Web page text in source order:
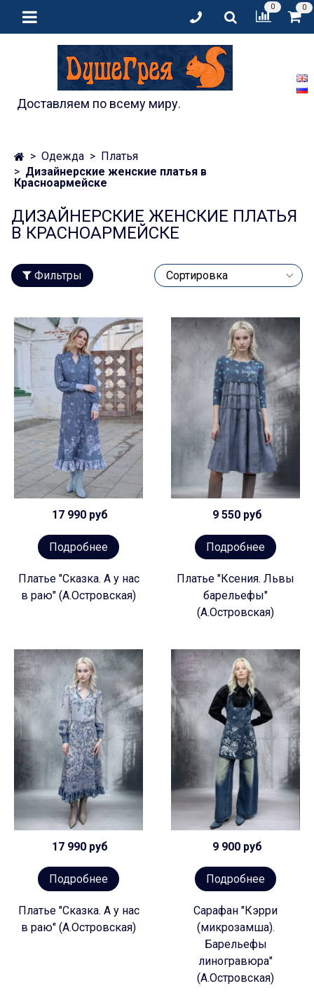
0 0
Доставляем по всему миру.
Одежда
Платья
Дизайнерские женские платья в
Красноармейске
ДИЗАЙНЕРСКИЕ ЖЕНСКИЕ ПЛАТЬЯ
В КРАСНОАРМЕЙСКЕ
Фильтры
17 990 руб
Подробнее
Платье "Сказка. А у нас
в раю" (А.Островская)
9 550 руб
Подробнее
Платье "Ксения. Львы
барельефы"
(А.Островская)
17 990 руб
Подробнее
Платье "Сказка. А у нас
в раю" (А.Островская)
9 900 руб
Подробнее
Сарафан "Кэрри
(микрозамша).
Барельефы
линогравюра"
(А.Островская)